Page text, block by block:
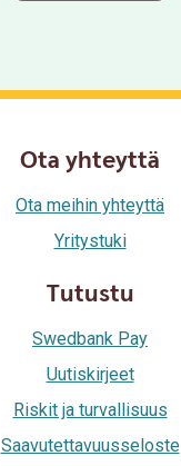
Ota yhteyttä
Ota meihin yhteyttä
Yritystuki
Tutustu
Swedbank Pay
Uutiskirjeet
Riskit ja turvallisuus
Saavutettavuusseloste